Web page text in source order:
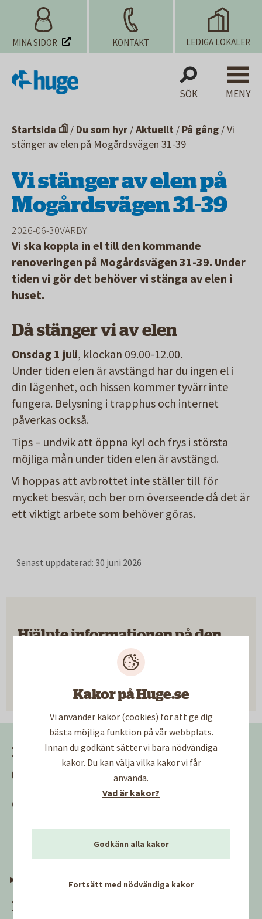
Kakor på Huge.se
Vi använder kakor (cookies) för att ge dig
bästa möjliga funktion på vår webbplats.
Innan du godkänt sätter vi bara nödvändiga
kakor. Du kan välja vilka kakor vi får
använda.
Vad är kakor?
Godkänn alla kakor
Fortsätt med nödvändiga kakor
MINA SIDOR KONTAKT LEDIGA LOKALER
SÖK MENY
Startsida / Du som hyr /Aktuellt / På gång /Vi
stänger av elen på Mogårdsvägen 31-39
Vi stänger av elen på
Mogårdsvägen 31-39
2026-06-30VÅRBY
Vi ska koppla in el till den kommande
renoveringen på Mogårdsvägen 31-39. Under
tiden vi gör det behöver vi stänga av elen i
huset.
Då stänger vi av elen
Onsdag 1 juli, klockan 09.00-12.00.
Under tiden elen är avstängd har du ingen el i
din lägenhet, och hissen kommer tyvärr inte
fungera. Belysning i trapphus och internet
påverkas också.
Tips – undvik att öppna kyl och frys i största
möjliga mån under tiden elen är avstängd.
Vi hoppas att avbrottet inte ställer till för
mycket besvär, och ber om överseende då det är
ett viktigt arbete som behöver göras.
Senast uppdaterad: 30 juni 2026
Hjälpte informationen på den
Kundservice
08-502 360 10
Öppettider
lunchstängt 11.30-12.30
Kontakt
Följ oss